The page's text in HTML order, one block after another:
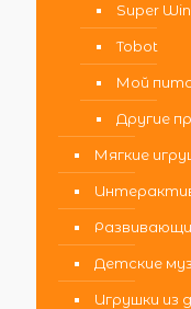
Super
Tobot
Мой
Другие
Мягкие
Детские
Игрушки из